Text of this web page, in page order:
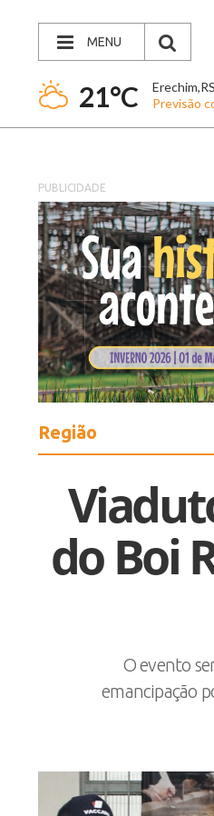
MENU
21°C
Erechim,RS
Previsão
PUBLICIDADE
Região
do Boi
O evento
emancipação